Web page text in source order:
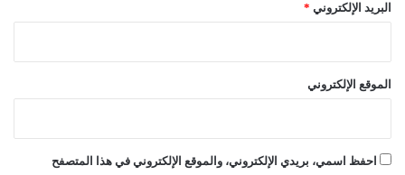
البريد الإلكتروني *
الموقع الإلكتروني
احفظ اسمي، بريدي الإلكتروني، والموقع الإلكتروني في هذا المتصفح